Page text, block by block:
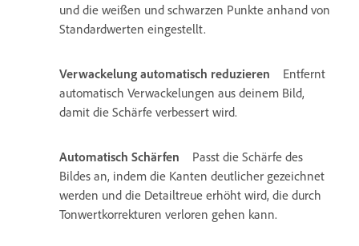
und die weißen und schwarzen Punkte anhand von
Standardwerten eingestellt.
Verwackelung automatisch reduzieren
Entfernt
automatisch Verwackelungen aus deinem Bild,
damit die Schärfe verbessert wird.
Automatisch Schärfen
Passt die Schärfe des
Bildes an, indem die Kanten deutlicher gezeichnet
werden und die Detailtreue erhöht wird, die durch
Tonwertkorrekturen verloren gehen kann.